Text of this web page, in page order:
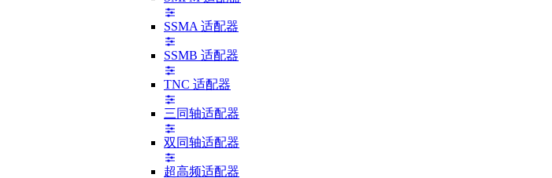
SSMA 适配器
SSMB 适配器
TNC 适配器
三同轴适配器
双同轴适配器
超高频适配器